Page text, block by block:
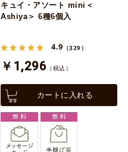
キュイ・アソート mini＜
Ashiya＞ 6種6個入
4.9 （329）
￥1,296 （税込）
カートに入れる